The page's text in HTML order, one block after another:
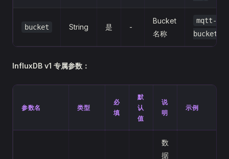
bucket String 是 -
Bucket
名称
mqtt-
bucket
InfluxDB v1 专属参数：
参数名 类型
必
填
默
认
值
说
明
示例
数
据